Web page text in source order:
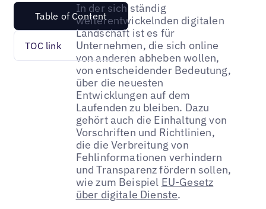
Table of Content
TOC link
In der sich ständig
weiterentwickelnden digitalen
Landschaft ist es für
Unternehmen, die sich online
von anderen abheben wollen,
von entscheidender Bedeutung,
über die neuesten
Entwicklungen auf dem
Laufenden zu bleiben. Dazu
gehört auch die Einhaltung von
Vorschriften und Richtlinien,
die die Verbreitung von
Fehlinformationen verhindern
und Transparenz fördern sollen,
wie zum Beispiel EU-Gesetz
über digitale Dienste.